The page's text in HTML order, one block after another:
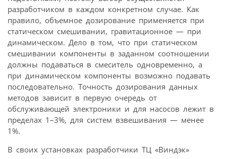
разработчиком в каждом конкретном случае. Как
правило, объемное дозирование применяется при
статическом смешивании, гравитационное — при
динамическом. Дело в том, что при статическом
смешивании компоненты в заданном соотношении
должны подаваться в смеситель одновременно, а
при динамическом компоненты возможно подавать
последовательно. Точность дозирования данных
методов зависит в первую очередь от
обслуживающей электроники и для насосов лежит в
пределах 1–3%, для систем взвешивания — менее
1%.
В своих установках разработчики ТЦ «Виндэк»